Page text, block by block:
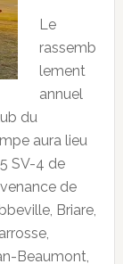
Le
rassemb
lement
annuel
du
aura lieu
SV-4 de
de
Briare,
Beaumont,